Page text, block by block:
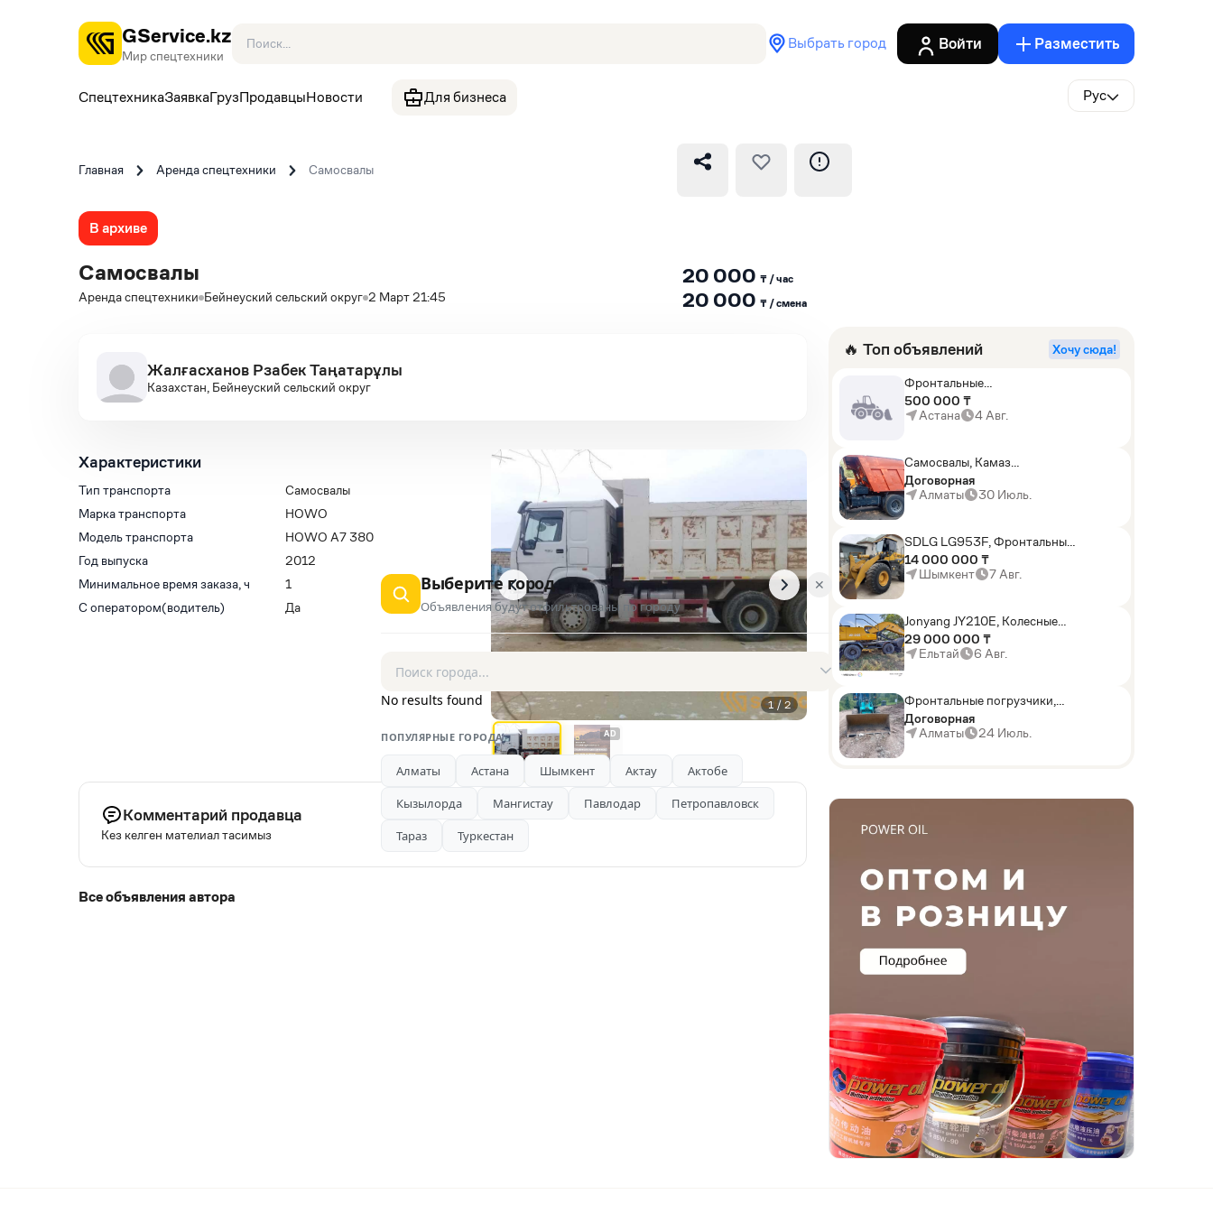
GService.kz
Мир спецтехники
Выбрать город Войти Разместить
СпецтехникаЗаявкаГрузПродавцыНовости Для бизнеса Рус
Главная Аренда спецтехники Самосвалы
В архиве
Самосвалы
Аренда спецтехники Бейнеуский сельский округ 2 Март 21:45
20 000₸ / час
20 000₸ / сменa
Жалғасханов Рзабек Таңатарұлы
Казахстан, Бейнеуский сельский округ
Характеристики
Тип транспорта
Самосвалы
Марка транспорта
HOWO
Модель транспорта
HOWO A7 380
Год выпуска
2012
Минимальное время заказа, ч
1
С оператором(водитель)
Да
1 / 2
AD
Комментарий продавца
Кез келген мателиал тасимыз
Все объявления автора
🔥 Топ объявлений Хочу сюда!
Фронтальные
погрузчики,Экскаваторы-
погрузчики,Мини-
погрузчики,Горные
500 000 ₸
Астана
4 Авг.
Самосвалы, Камаз
АГП-29РТ (шасси
KАМАЗ-43114 6x6)
Договорная
Алматы
30 Июль.
SDLG LG953F, Фронтальные
погрузчики
14 000 000 ₸
Шымкент
7 Авг.
Jonyang JY210E, Колесные
экскаваторы
29 000 000 ₸
Ельтай
6 Авг.
Фронтальные погрузчики,
Sunward ZYJ 320
Договорная
Алматы
24 Июль.
✕
Выберите город
Объявления будут отфильтрованы по городу
No results found
ПОПУЛЯРНЫЕ ГОРОДА
Алматы Астана Шымкент Актау
Актобе
Кызылорда
Мангистау Павлодар
Петропавловск
Тараз
Туркестан